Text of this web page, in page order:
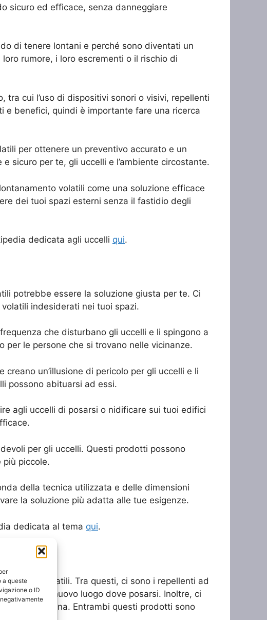
a queste
o ID
sicuro ed efficace, senza danneggiare
di tenere lontani e perché sono diventati un
rumore, i loro escrementi o il rischio di
cui l’uso di dispositivi sonori o visivi, repellenti
e benefici, quindi è importante fare una ricerca
per ottenere un preventivo accurato e un
sicuro per te, gli uccelli e l’ambiente circostante.
volatili come una soluzione efficace
dei tuoi spazi esterni senza il fastidio degli
dedicata agli uccelli qui.
potrebbe essere la soluzione giusta per te. Ci
indesiderati nei tuoi spazi.
che disturbano gli uccelli e li spingono a
le persone che si trovano nelle vicinanze.
un’illusione di pericolo per gli uccelli e li
possono abituarsi ad essi.
agli uccelli di posarsi o nidificare sui tuoi edifici
per gli uccelli. Questi prodotti possono
più piccole.
della tecnica utilizzata e delle dimensioni
la soluzione più adatta alle tue esigenze.
dedicata al tema qui.
dei volatili. Tra questi, ci sono i repellenti ad
un nuovo luogo dove posarsi. Inoltre, ci
e li allontana. Entrambi questi prodotti sono